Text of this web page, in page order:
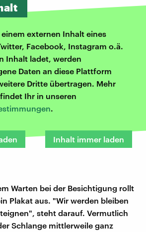
externen Inhalt eines
Facebook, Instagram o.ä.
Inhalt ladet, werden
Daten an diese Plattform
Dritte übertragen. Mehr
Ihr in unseren
.
Inhalt immer laden
Warten bei der Besichtigung rollt
Plakat aus. "Wir werden bleiben
steht darauf. Vermutlich
Schlange mittlerweile ganz